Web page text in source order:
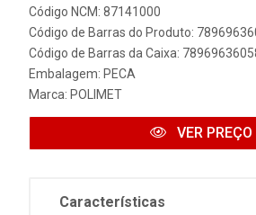
Código NCM: 87141000
Código de Barras do Produto:
Código de Barras da Caixa:
Embalagem: PECA
Marca: POLIMET
VER PREÇO
Características